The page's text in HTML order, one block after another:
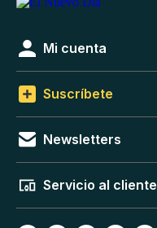
Mi cuenta
Suscríbete
Newsletters
Servicio al cliente